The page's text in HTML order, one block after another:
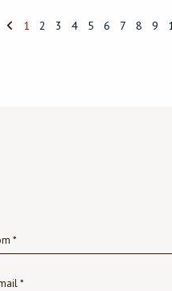
1 2 3 4 5 6 7 8 9